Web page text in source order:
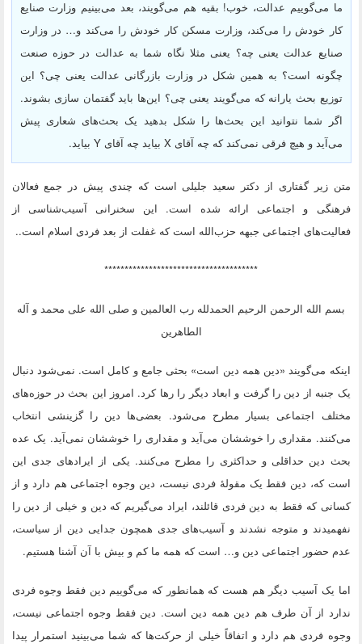
ما می‌گوییم عدالت، خوب! بقیه هم می‌گویند، بعد می‌بینیم وزارت صنایع
کار خودش را می‌کند، وزارت مسکن کار خودش را می‌کند و… در وزارت
صنایع عدالت یعنی چه؟ یعنی مثلا نگاه شما به عدالت در حوزه صنعت
چگونه است؟ به همین شکل در وزارت بازرگانی عدالت یعنی چی؟ این
توزیع بحث یارانه که می‌گویند یعنی چی؟ این‌ها باید گفتمان سازی بشوند.
اگر شما نتوانید این بحث‌ها را شکل بدهید یک بحث‌های شعاری پیش
می‌آید و هیچ فرقی نمی‌کند که چه آقای X بیاید چه آقای Y بیاید.
متن زیر گفتاری از دکتر سعید جلیلی است که چندی پیش در جمع فعالان
فرهنگی و اجتماعی ارائه شده است. این سخنرانی آسیب‌شناسی از
فعالیت‌های اجتماعی جبهه حزب‌الله است که غفلت از بعد فردی اسلام است..
**************************************
بسم الله الرحمن الرحیم الحمدلله رب العالمین و صلی الله علی محمد و آله
الطاهرین
اینکه می‌گویند «دین همه دین است» بحثی جامع و کامل است. نمی‌شود دنبال
یک جنبه از دین را گرفت و ابعاد دیگر را‌‌ رها کرد. امروز این بحث در حوزه‌های
مختلف اجتماعی بسیار مطرح می‌شود. بعضی‌ها دین را گزینشی انتخاب
می‌کنند. مقداری را خوششان می‌آید و مقداری را خوششان نمی‌آید. یک عده
بحث دین حداقلی و حداکثری را مطرح می‌کنند. یکی از ایرادهای جدی این
است که، دین فقط یک مقولهٔ فردی نیست، دین وجوه اجتماعی هم دارد و از
کسانی که فقط به دین فردی قائلند، ایراد می‌گیریم که دین و خیلی از دین را
نفهمیدند و متوجه نشدند و آسیب‌های جدی همچون جدایی دین از سیاست،
عدم حضور اجتماعی دین و… است که همه ما کم و بیش با آن آشنا هستیم.
اما یک آسیب دیگر هم هست که همانطور که می‌گوییم دین فقط وجوه فردی
ندارد از آن طرف هم دین همه دین است. دین فقط وجوه اجتماعی نیست،
وجوه فردی هم دارد و اتفاقاً خیلی از حرکت‌ها که شما می‌بینید استمرار پیدا